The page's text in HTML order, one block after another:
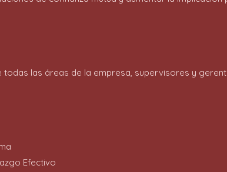
todas las áreas de la empresa, supervisores y
Efectivo